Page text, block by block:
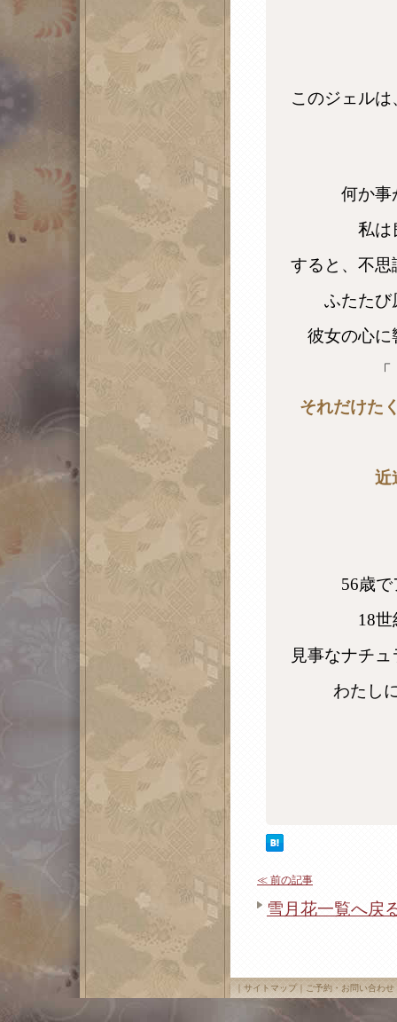
このジェル
何か事
私は
すると、不
ふたたび
彼女の心に
それだけた
近
56歳
18
見事なナチ
わたし
≪ 前の記事
雪月花一覧へ戻
サイトマップ｜ ご予約・お問い合わせ